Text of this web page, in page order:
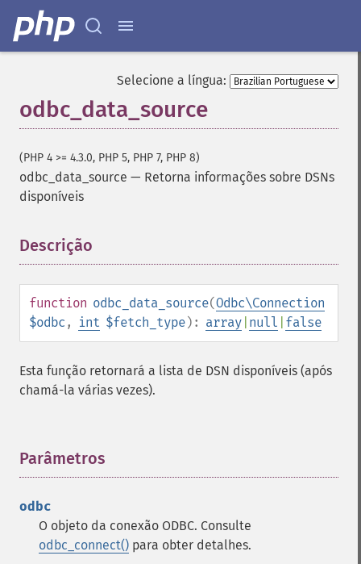
Selecione a língua:
odbc_data_source
(PHP 4 >= 4.3.0, PHP 5, PHP 7, PHP 8)
odbc_data_source — Retorna informações sobre DSNs
disponíveis
Descrição
function odbc_data_source(Odbc\Connection
$odbc , int $fetch_type): array null false
Esta função retornará a lista de DSN disponíveis (após
chamá-la várias vezes).
Parâmetros
odbc
O objeto da conexão ODBC. Consulte
odbc_connect() para obter detalhes.